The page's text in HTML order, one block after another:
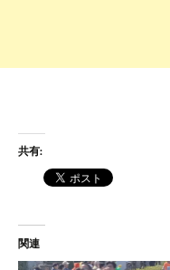
共有:
関連